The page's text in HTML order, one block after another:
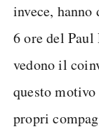
invece,
6 ore del
vedono il
questo
propri